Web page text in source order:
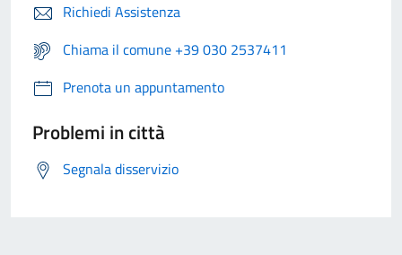
Richiedi Assistenza
Chiama il comune +39 030 2537411
Prenota un appuntamento
Problemi in città
Segnala disservizio